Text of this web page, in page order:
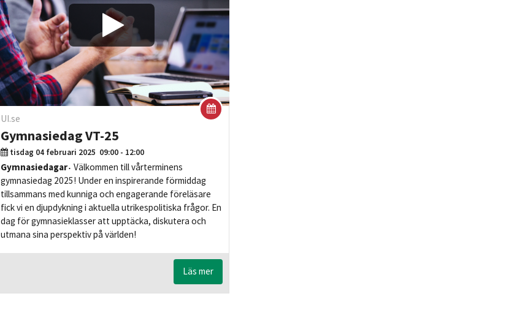
Play/Visa
UI.se
Gymnasiedag VT-25
tisdag 04 februari 2025 09:00 - 12:00
Gymnasiedagar Välkommen till vårterminens
gymnasiedag 2025! Under en inspirerande förmiddag
tillsammans med kunniga och engagerande föreläsare
fick vi en djupdykning i aktuella utrikespolitiska frågor. En
dag för gymnasieklasser att upptäcka, diskutera och
utmana sina perspektiv på världen!
Läs mer